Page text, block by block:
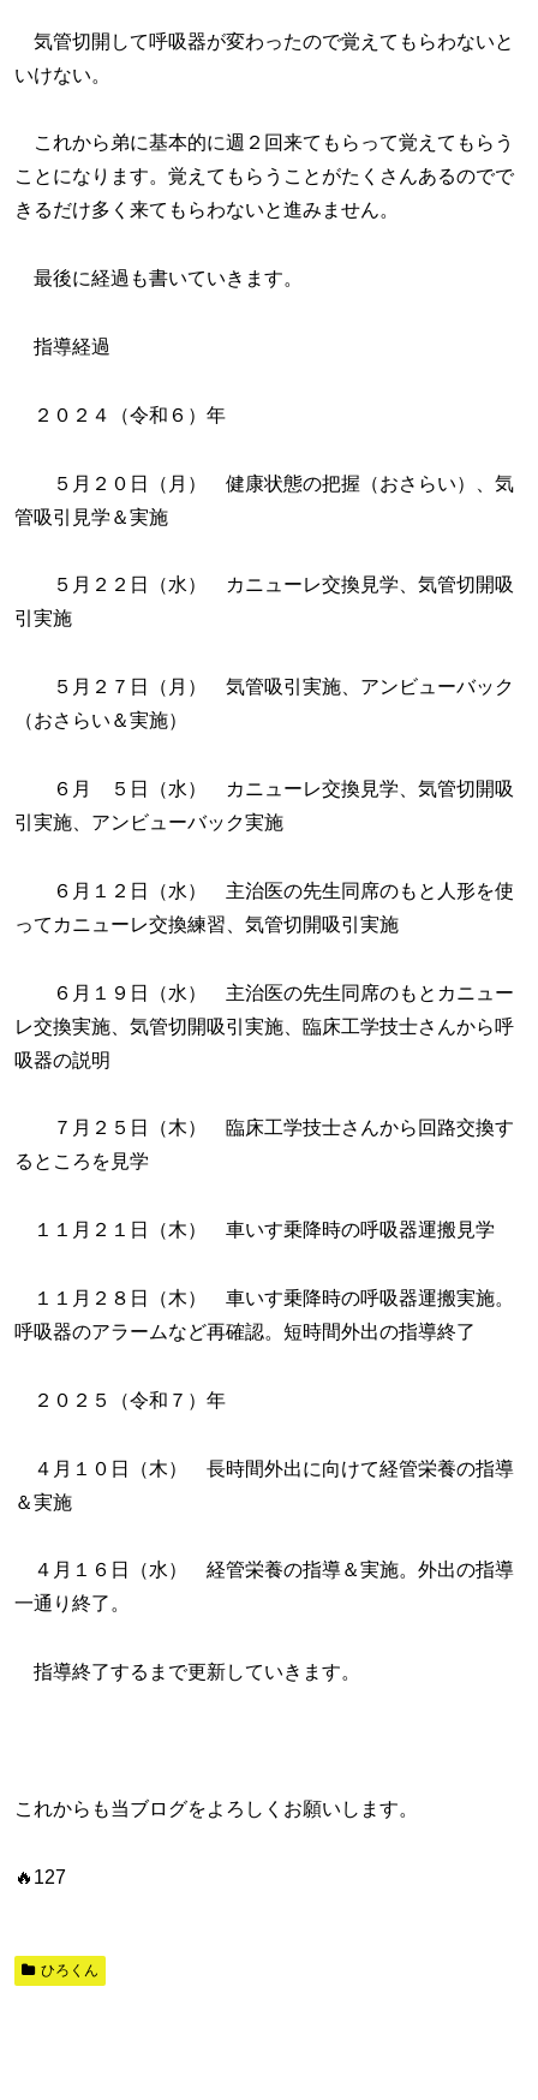
気管切開して呼吸器が変わったので覚えてもらわないと
いけない。
これから弟に基本的に週２回来てもらって覚えてもらう
ことになります。覚えてもらうことがたくさんあるのでで
きるだけ多く来てもらわないと進みません。
最後に経過も書いていきます。
指導経過
２０２４（令和６）年
５月２０日（月） 健康状態の把握（おさらい）、気
管吸引見学＆実施
５月２２日（水） カニューレ交換見学、気管切開吸
引実施
５月２７日（月） 気管吸引実施、アンビューバック
（おさらい＆実施）
６月 ５日（水） カニューレ交換見学、気管切開吸
引実施、アンビューバック実施
６月１２日（水） 主治医の先生同席のもと人形を使
ってカニューレ交換練習、気管切開吸引実施
６月１９日（水） 主治医の先生同席のもとカニュー
レ交換実施、気管切開吸引実施、臨床工学技士さんから呼
吸器の説明
７月２５日（木） 臨床工学技士さんから回路交換す
るところを見学
１１月２１日（木） 車いす乗降時の呼吸器運搬見学
１１月２８日（木） 車いす乗降時の呼吸器運搬実施。
呼吸器のアラームなど再確認。短時間外出の指導終了
２０２５（令和７）年
４月１０日（木） 長時間外出に向けて経管栄養の指導
＆実施
４月１６日（水） 経管栄養の指導＆実施。外出の指導
一通り終了。
指導終了するまで更新していきます。
これからも当ブログをよろしくお願いします。
🔥127
ひろくん